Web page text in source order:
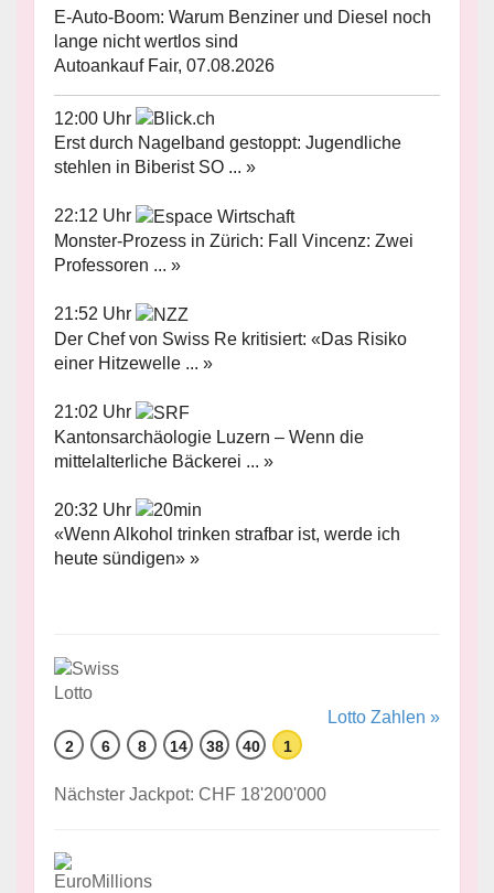
E-Auto-Boom: Warum Benziner und Diesel noch
lange nicht wertlos sind
Autoankauf Fair, 07.08.2026
12:00 Uhr
Erst durch Nagelband gestoppt: Jugendliche
stehlen in Biberist SO ... »
22:12 Uhr
Monster-Prozess in Zürich: Fall Vincenz: Zwei
Professoren ... »
21:52 Uhr
Der Chef von Swiss Re kritisiert: «Das Risiko
einer Hitzewelle ... »
21:02 Uhr
Kantonsarchäologie Luzern – Wenn die
mittelalterliche Bäckerei ... »
20:32 Uhr
«Wenn Alkohol trinken strafbar ist, werde ich
heute sündigen» »
Lotto Zahlen »
2 6 8 14 38 40 1
Nächster Jackpot: CHF 18'200'000